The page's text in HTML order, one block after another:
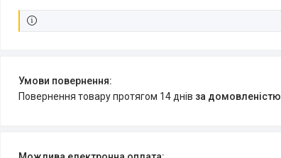
повернення товару протягом 14 днів за домовленістю